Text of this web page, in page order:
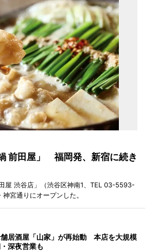
前田屋」 福岡発、新宿に続き
屋 渋谷店」（渋谷区神南1、TEL 03-5593-
宮通りにオープンした。
居酒屋「山家」が再始動 本店を大規模
深夜営業も